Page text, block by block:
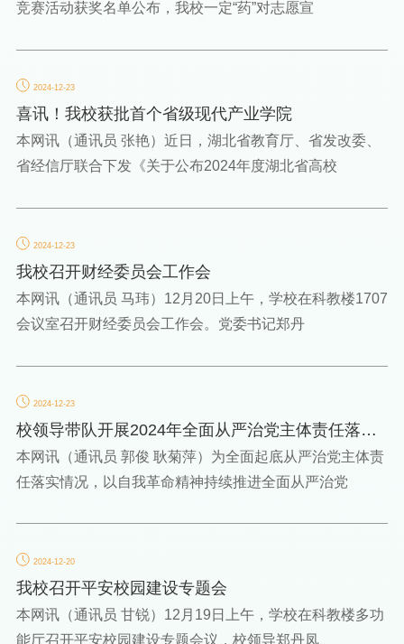
竞赛活动获奖名单公布，我校一定“药”对志愿宣
2024-12-23
喜讯！我校获批首个省级现代产业学院
本网讯（通讯员 张艳）近日，湖北省教育厅、省发改委、
省经信厅联合下发《关于公布2024年度湖北省高校
2024-12-23
我校召开财经委员会工作会
本网讯（通讯员 马玮）12月20日上午，学校在科教楼1707
会议室召开财经委员会工作会。党委书记郑丹
2024-12-23
校领导带队开展2024年全面从严治党主体责任落实
情况大起底大督查
本网讯（通讯员 郭俊 耿菊萍）为全面起底从严治党主体责
任落实情况，以自我革命精神持续推进全面从严治党
2024-12-20
我校召开平安校园建设专题会
本网讯（通讯员 甘锐）12月19日上午，学校在科教楼多功
能厅召开平安校园建设专题会议，校领导郑丹凤、